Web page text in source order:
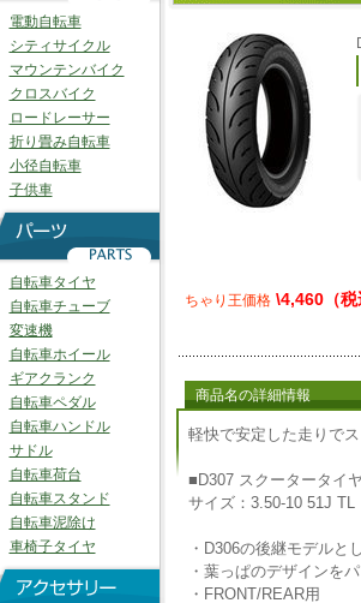
電動自転車
シティサイクル
マウンテンバイク
クロスバイク
ロードレーサー
折り畳み自転車
小径自転車
子供車
自転車タイヤ
自転車チューブ
変速機
自転車ホイール
ギアクランク
自転車ペダル
自転車ハンドル
サドル
自転車荷台
自転車スタンド
自転車泥除け
車椅子タイヤ
ちゃり王価格 \4,460（税
商品名の詳細情報
軽快で安定した走りで
■D307 スクータータイ
サイズ：3.50-10 51J TL
・D306の後継モデルと
・葉っぱのデザインを
・FRONT/REAR用